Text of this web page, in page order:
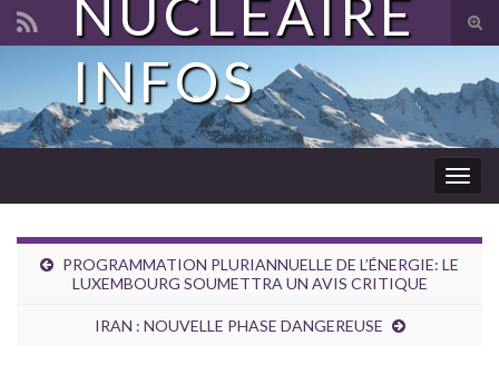
Search for:
NUCLÉAIRE
INFOS
PROGRAMMATION PLURIANNUELLE DE L’ÉNERGIE: LE
LUXEMBOURG SOUMETTRA UN AVIS CRITIQUE
IRAN : NOUVELLE PHASE DANGEREUSE